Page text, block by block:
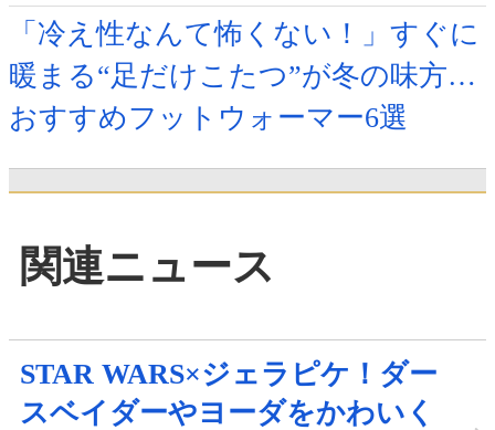
「冷え性なんて怖くない！」すぐに
暖まる“足だけこたつ”が冬の味方…
おすすめフットウォーマー6選
関連ニュース
STAR WARS×ジェラピケ！ダー
スベイダーやヨーダをかわいく